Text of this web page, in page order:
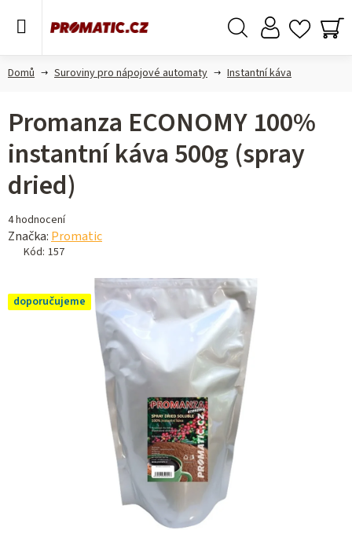
Domů Suroviny pro nápojové automaty Instantní káva
Promanza ECONOMY 100%
instantní káva 500g (spray
dried)
Průměrné
hodnocení
produktu
z 5
4 hodnocení
Značka: Promatic
Kód: 157
doporučujeme